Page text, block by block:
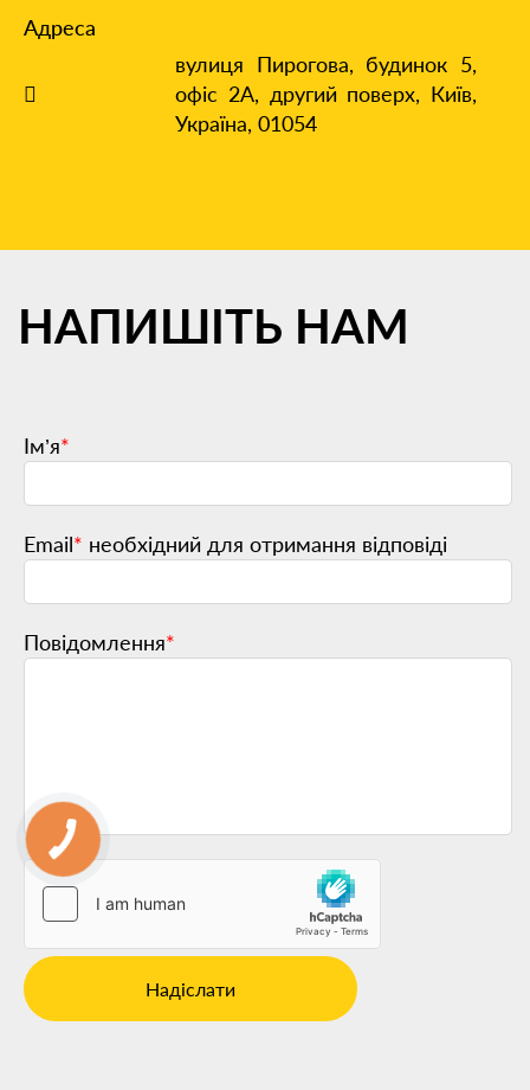
Адреса
вулиця Пирогова, будинок 5,
офіс 2А, другий поверх, Київ,
Україна, 01054
НАПИШІТЬ НАМ
Ім’я*
Email* необхідний для отримання відповіді
Повідомлення*
Надіслати